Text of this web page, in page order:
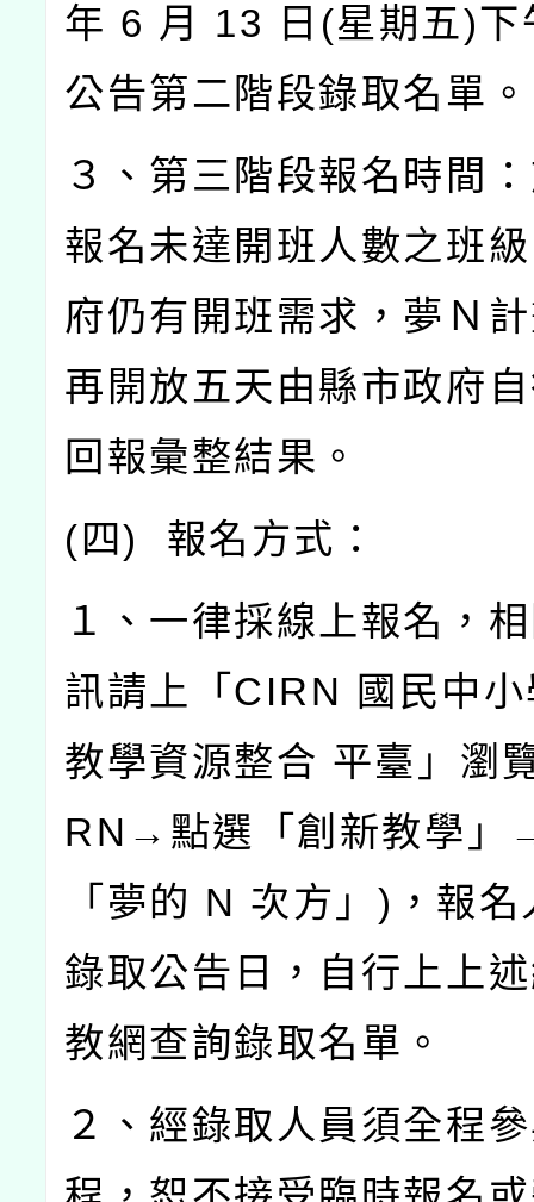
年 6 月 13 日 (星期五)下
公告第二階段錄取名單。
３、第三階段報名時間
報名未達開班人數之班
府仍有開班需求，夢Ｎ
再開放五天由縣市政府
回報彙整結果。
( 四) 報名方式：
１、一律採線上報名，
訊請上「 CIRN 國民中
教學資源整合 平臺」瀏
RN →點選「創新教學」
「夢的 N 次方」) ，報
錄取公告日，自行上上
教網查詢錄取名單。
２、經錄取人員須全程